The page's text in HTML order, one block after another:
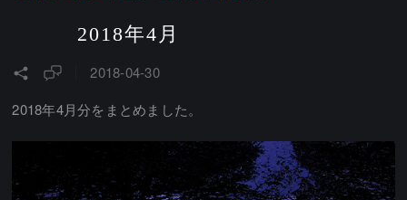
2018年4月
2018-04-30
2018年4月分をまとめました。